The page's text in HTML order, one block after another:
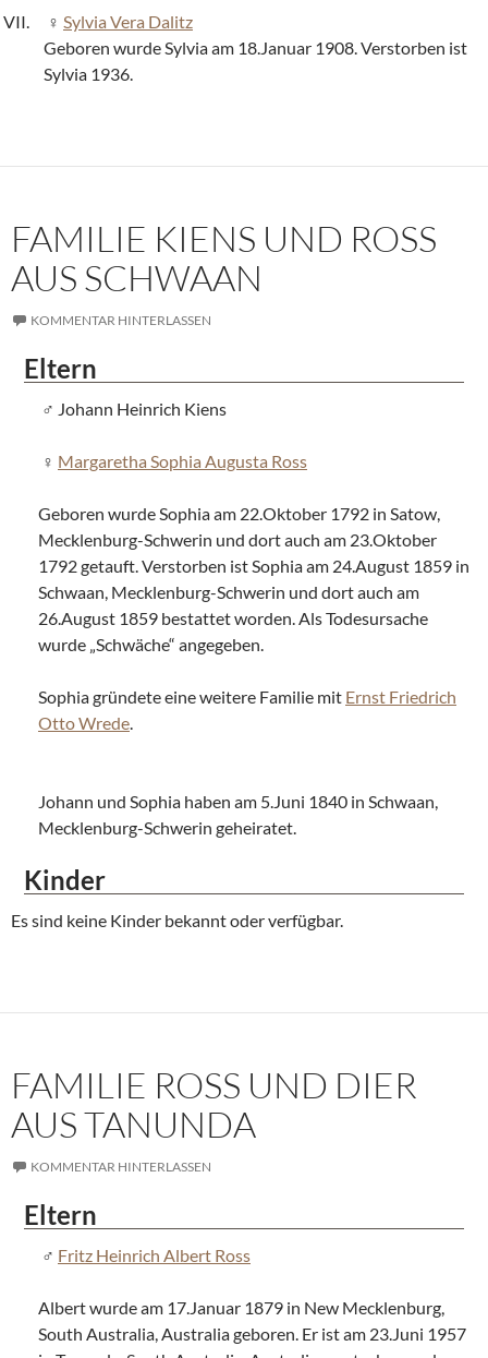
Sylvia Vera Dalitz
Geboren wurde Sylvia am 18.Januar 1908. Verstorben ist
Sylvia 1936.
FAMILIE KIENS UND ROSS
AUS SCHWAAN
KOMMENTAR HINTERLASSEN
Eltern
Johann Heinrich Kiens
Margaretha Sophia Augusta Ross
Geboren wurde Sophia am 22.Oktober 1792 in Satow,
Mecklenburg-Schwerin und dort auch am 23.Oktober
1792 getauft. Verstorben ist Sophia am 24.August 1859 in
Schwaan, Mecklenburg-Schwerin und dort auch am
26.August 1859 bestattet worden. Als Todesursache
wurde „Schwäche“ angegeben.
Sophia gründete eine weitere Familie mit Ernst Friedrich
Otto Wrede.
Johann und Sophia haben am 5.Juni 1840 in Schwaan,
Mecklenburg-Schwerin geheiratet.
Kinder
Es sind keine Kinder bekannt oder verfügbar.
FAMILIE ROSS UND DIER
AUS TANUNDA
KOMMENTAR HINTERLASSEN
Eltern
Fritz Heinrich Albert Ross
Albert wurde am 17.Januar 1879 in New Mecklenburg,
South Australia, Australia geboren. Er ist am 23.Juni 1957